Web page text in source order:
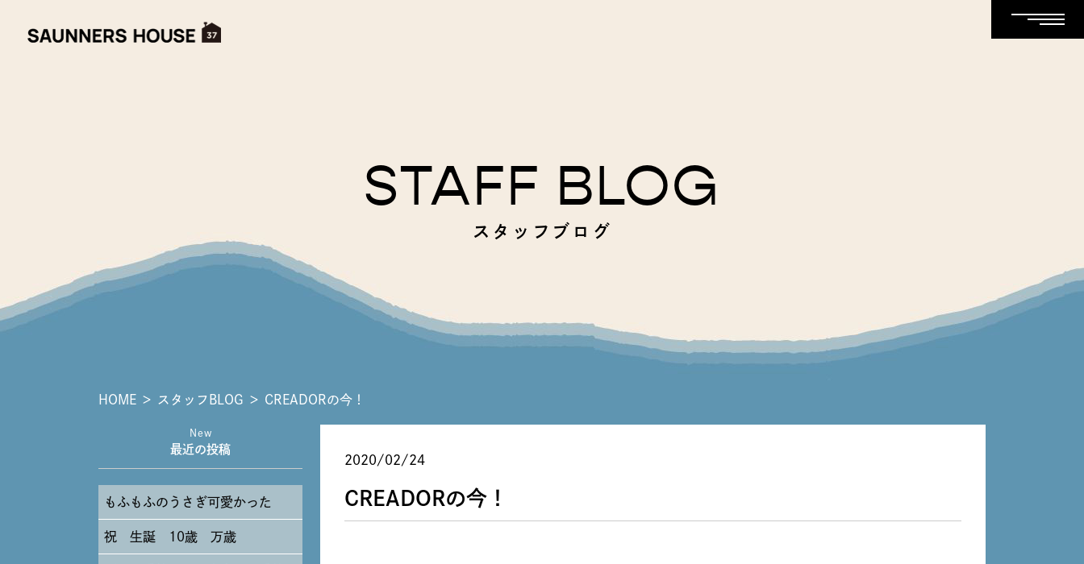
STAFF BLOG
スタッフブログ
HOME ＞ スタッフBLOG ＞ CREADORの今！
2020/02/24
CREADORの今！
New
最近の投稿
もふもふのうさぎ可愛かった
祝 生誕 10歳 万歳